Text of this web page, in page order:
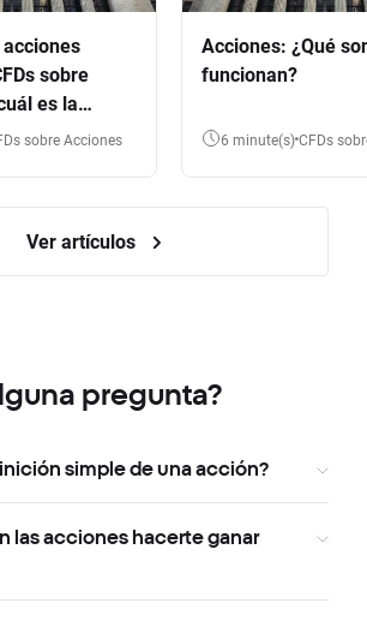
sobre
es la
sobre Acciones
Acciones: ¿Qué
funcionan?
6 minute(s) CFDs
Ver artículos
pregunta?
simple de una acción?
las acciones hacerte ganar